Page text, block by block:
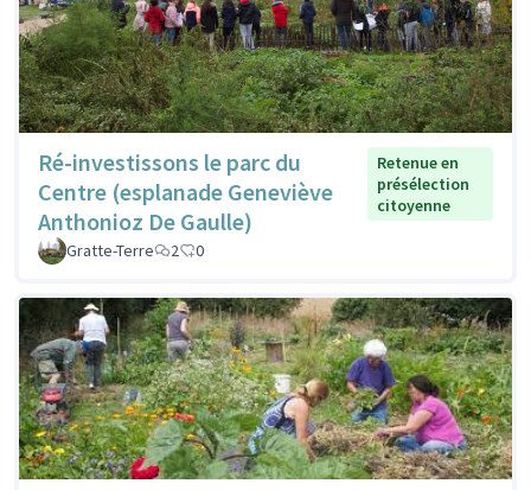
Ré-investissons le parc du
Centre (esplanade Geneviève
Anthonioz De Gaulle)
Retenue en
présélection
citoyenne
Gratte-Terre 2 0